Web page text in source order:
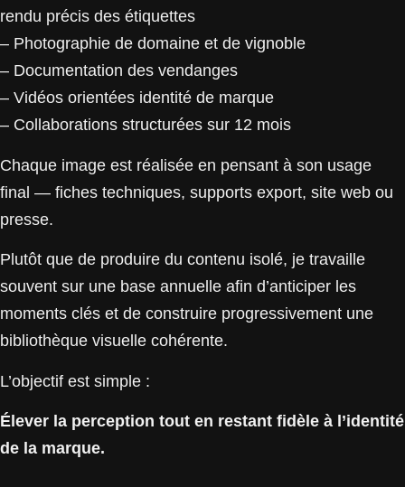
rendu précis des étiquettes
– Photographie de domaine et de vignoble
– Documentation des vendanges
– Vidéos orientées identité de marque
– Collaborations structurées sur 12 mois
Chaque image est réalisée en pensant à son usage
final — fiches techniques, supports export, site web ou
presse.
Plutôt que de produire du contenu isolé, je travaille
souvent sur une base annuelle afin d’anticiper les
moments clés et de construire progressivement une
bibliothèque visuelle cohérente.
L’objectif est simple :
Élever la perception tout en restant fidèle à l’identité
de la marque.